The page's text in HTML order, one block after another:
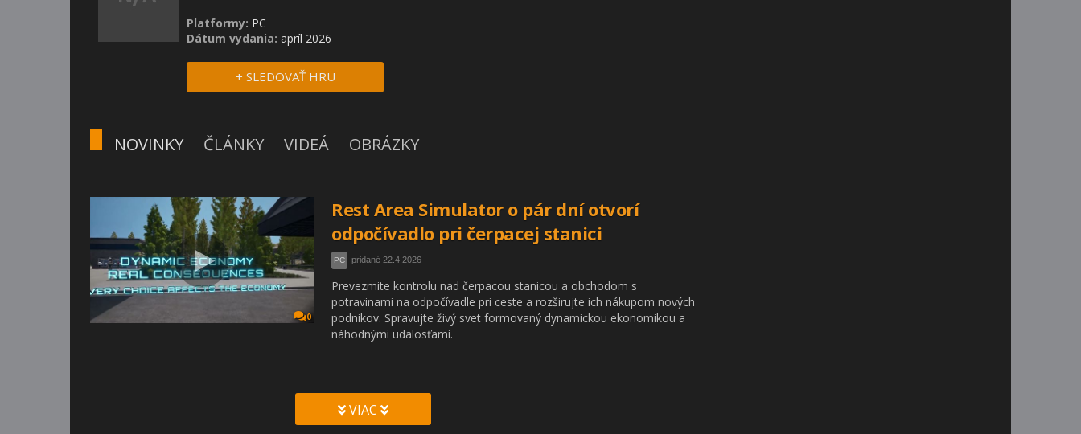
Platformy: PC
Dátum vydania: apríl 2026
+ SLEDOVAŤ HRU
NOVINKY ČLÁNKY VIDEÁ OBRÁZKY
0
Rest Area Simulator o pár dní otvorí
odpočívadlo pri čerpacej stanici
PC pridané 22.4.2026
Prevezmite kontrolu nad čerpacou stanicou a obchodom s
potravinami na odpočívadle pri ceste a rozširujte ich nákupom nových
podnikov. Spravujte živý svet formovaný dynamickou ekonomikou a
náhodnými udalosťami.
VIAC